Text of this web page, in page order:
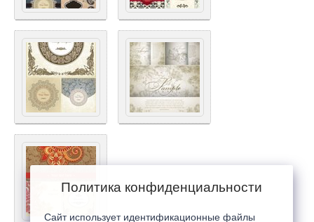
Политика конфиденциальности
Сайт использует идентификационные файлы